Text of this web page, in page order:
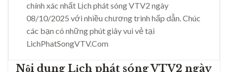
chính xác nhất Lịch phát sóng VTV2 ngày
08/10/2025 với nhiều chương trình hấp dẫn. Chúc
các bạn có những phút giây vui vẻ tại
LichPhatSongVTV.Com
Nội dung Lịch phát sóng VTV2 ngày